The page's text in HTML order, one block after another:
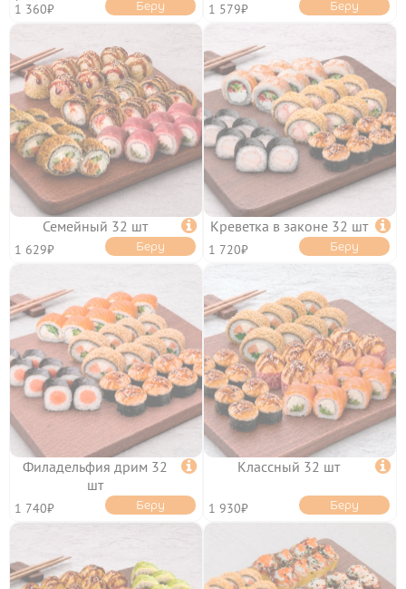
1 360₽ Беру 1 579₽ Беру
Семейный 32 шт 
1 629₽ Беру
Креветка в законе 32 шт 
1 720₽ Беру
Филадельфия дрим 32
шт

1 740₽ Беру
Классный 32 шт 
1 930₽ Беру